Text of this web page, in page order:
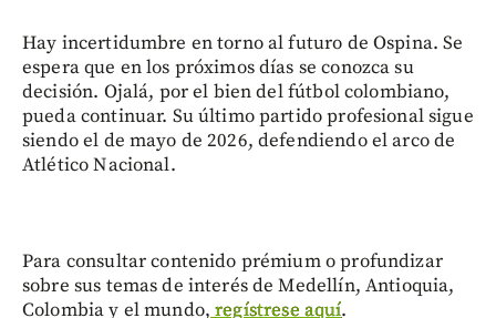
Hay incertidumbre en torno al futuro de Ospina. Se
espera que en los próximos días se conozca su
decisión. Ojalá, por el bien del fútbol colombiano,
pueda continuar. Su último partido profesional sigue
siendo el de mayo de 2026, defendiendo el arco de
Atlético Nacional.
Para consultar contenido prémium o profundizar
sobre sus temas de interés de Medellín, Antioquia,
Colombia y el mundo, regístrese aquí.